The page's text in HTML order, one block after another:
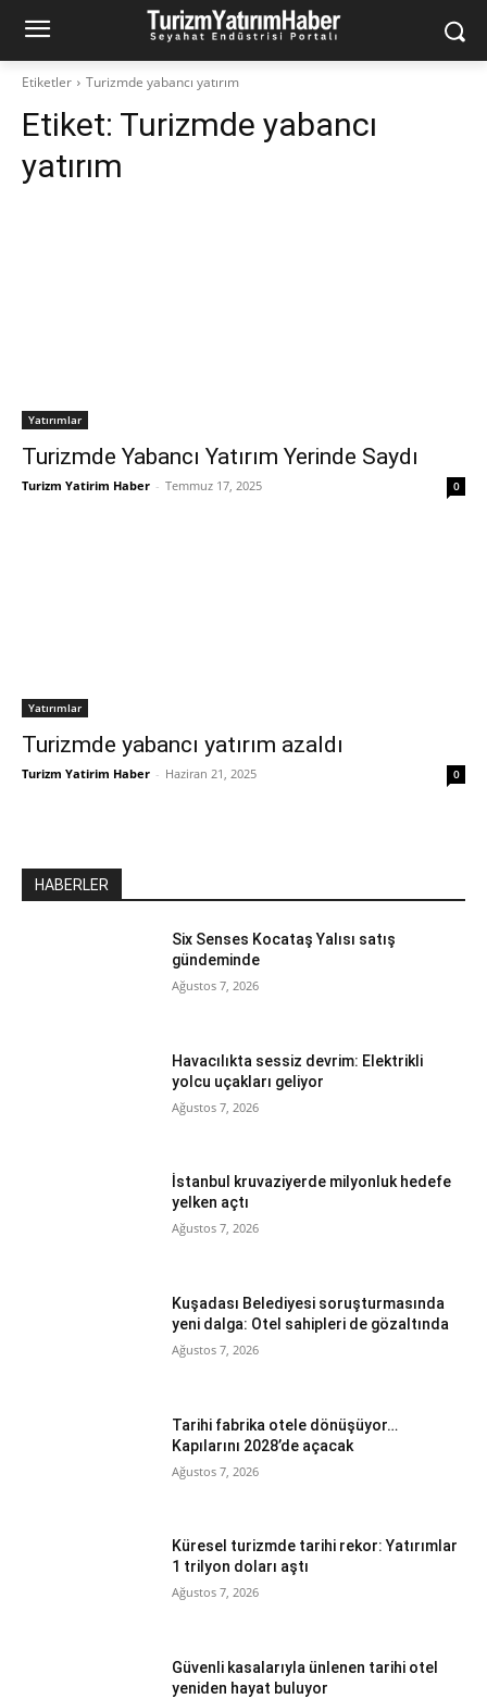
Etiketler Turizmde yabancı yatırım
Etiket: Turizmde yabancı
yatırım
Yatırımlar
Turizmde Yabancı Yatırım Yerinde Saydı
Turizm Yatirim Haber - Temmuz 17, 2025 0
Yatırımlar
Turizmde yabancı yatırım azaldı
Turizm Yatirim Haber - Haziran 21, 2025 0
HABERLER
Six Senses Kocataş Yalısı satış
gündeminde
Ağustos 7, 2026
Havacılıkta sessiz devrim: Elektrikli
yolcu uçakları geliyor
Ağustos 7, 2026
İstanbul kruvaziyerde milyonluk hedefe
yelken açtı
Ağustos 7, 2026
Kuşadası Belediyesi soruşturmasında
yeni dalga: Otel sahipleri de gözaltında
Ağustos 7, 2026
Tarihi fabrika otele dönüşüyor…
Kapılarını 2028’de açacak
Ağustos 7, 2026
Küresel turizmde tarihi rekor: Yatırımlar
1 trilyon doları aştı
Ağustos 7, 2026
Güvenli kasalarıyla ünlenen tarihi otel
yeniden hayat buluyor